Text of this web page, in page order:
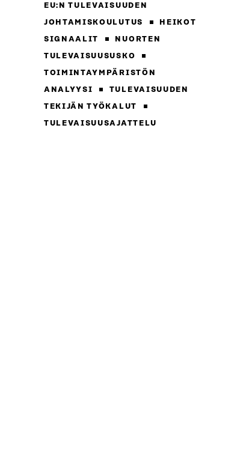
EU:N TULEVAISUUDEN
JOHTAMISKOULUTUS HEIKOT
SIGNAALIT NUORTEN
TULEVAISUUSUSKO
TOIMINTAYMPÄRISTÖN
ANALYYSI TULEVAISUUDEN
TEKIJÄN TYÖKALUT
TULEVAISUUSAJATTELU